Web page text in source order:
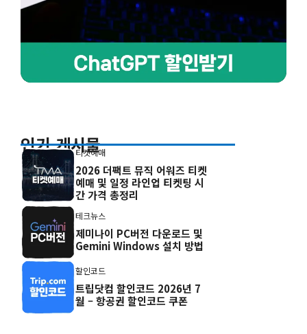
인기 게시물
티켓예매
2026 더팩트 뮤직 어워즈 티켓
예매 및 일정 라인업 티켓팅 시
간 가격 총정리
테크뉴스
제미나이 PC버전 다운로드 및
Gemini Windows 설치 방법
할인코드
트립닷컴 할인코드 2026년 7
월 – 항공권 할인코드 쿠폰